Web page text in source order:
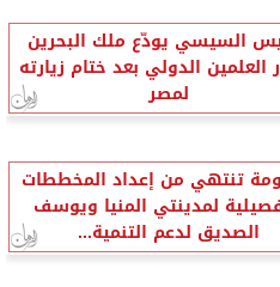
السيسي يودّع ملك البحرين
العلمين الدولي بعد ختام زيارته
لمصر
تنتهي من إعداد المخططات
لمدينتي المنيا ويوسف
الصديق لدعم التنمية...